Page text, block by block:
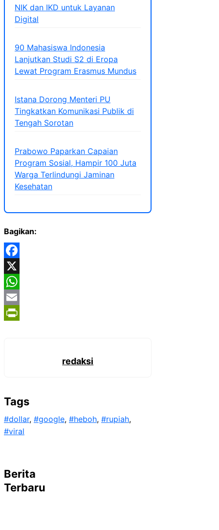
NIK dan IKD untuk Layanan
Digital
90 Mahasiswa Indonesia
Lanjutkan Studi S2 di Eropa
Lewat Program Erasmus Mundus
Istana Dorong Menteri PU
Tingkatkan Komunikasi Publik di
Tengah Sorotan
Prabowo Paparkan Capaian
Program Sosial, Hampir 100 Juta
Warga Terlindungi Jaminan
Kesehatan
Bagikan:
Facebook
X
WhatsApp
Email
redaksi
Tags
#dollar, #google, #heboh, #rupiah
#viral
Berita
Terbaru